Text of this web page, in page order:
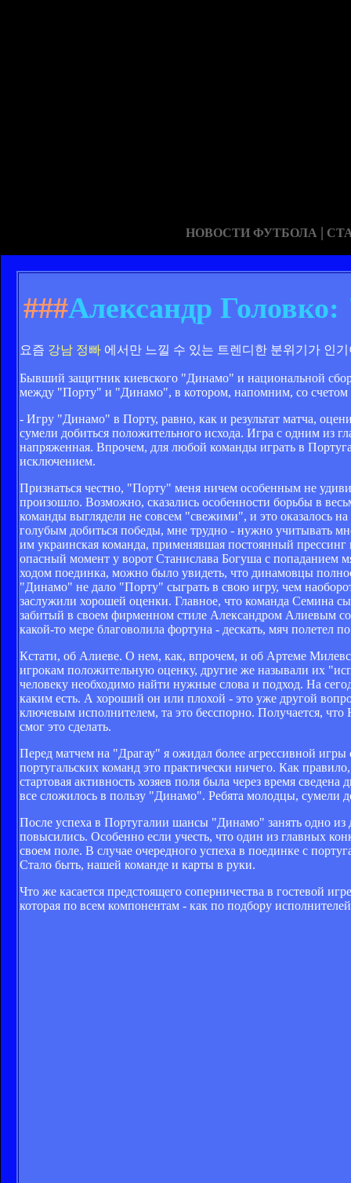
НОВОСТИ ФУТБОЛА |
###Александр
요즘 강남 정빠 에서만 느낄 수 있는 트렌디한 분위기가 인기
Бывший защитник киевского "Динамо" и национальной
между "Порту" и "Динамо", в котором, напомним, со счетом
- Игру "Динамо" в Порту, равно, как и результат матча,
сумели добиться положительного исхода. Игра с одним из
напряженная. Впрочем, для любой команды играть в
исключением.
Признаться честно, "Порту" меня ничем особенным не
произошло. Возможно, сказались особенности борьбы в
команды выглядели не совсем "свежими", и это оказалось
голубым добиться победы, мне трудно - нужно учитывать
им украинская команда, применявшая постоянный
опасный момент у ворот Станислава Богуша с попаданием
ходом поединка, можно было увидеть, что динамовцы
"Динамо" не дало "Порту" сыграть в свою игру, чем
заслужили хорошей оценки. Главное, что команда Семина
забитый в своем фирменном стиле Александром Алиевым
какой-то мере благоволила фортуна - дескать, мяч
Кстати, об Алиеве. О нем, как, впрочем, и об Артеме
игрокам положительную оценку, другие же называли их
человеку необходимо найти нужные слова и подход. На
каким есть. А хороший он или плохой - это уже другой
ключевым исполнителем, та это бесспорно. Получается,
смог это сделать.
Перед матчем на "Драгау" я ожидал более агрессивной
португальских команд это практически ничего. Как
стартовая активность хозяев поля была через время
все сложилось в пользу "Динамо". Ребята молодцы, сумели
После успеха в Португалии шансы "Динамо" занять одно
повысились. Особенно если учесть, что один из главных
своем поле. В случае очередного успеха в поединке с
Стало быть, нашей команде и карты в руки.
Что же касается предстоящего соперничества в гостевой
которая по всем компонентам - как по подбору